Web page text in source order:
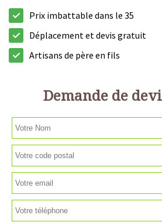
Prix imbattable dans le 35
Déplacement et devis gratuit
Artisans de père en fils
Demande de